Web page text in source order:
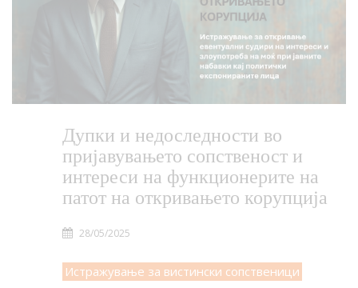
Дупки и недоследности во
пријавувањето сопственост и
интереси на функционерите на
патот на откривањето корупција
28/05/2025
Истражување за вистински сопственици